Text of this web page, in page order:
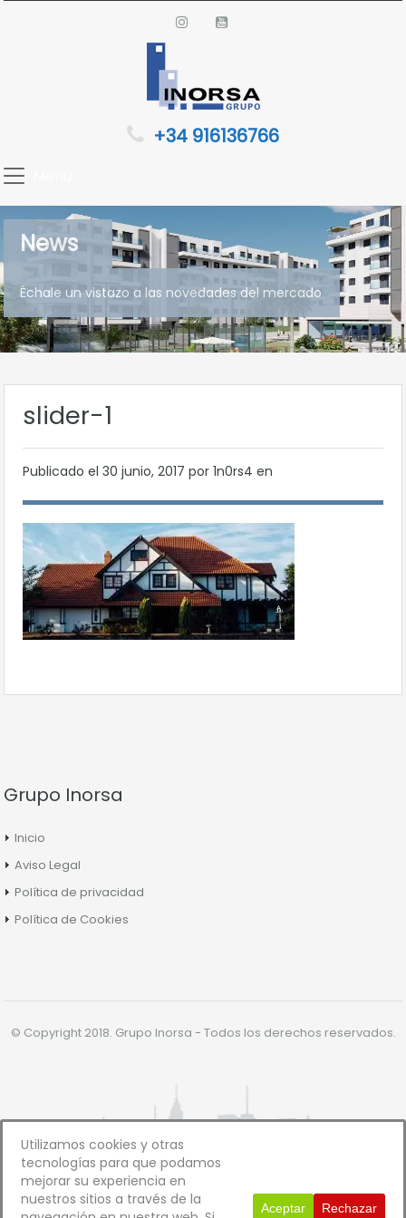
+34 916136766
News
Échale un vistazo a las novedades del mercado
slider-1
Publicado el 30 junio, 2017 por 1n0rs4 en
Grupo Inorsa
Inicio
Aviso Legal
Política de privacidad
Política de Cookies
© Copyright 2018. Grupo Inorsa - Todos los derechos reservados.
Utilizamos cookies y otras
tecnologías para que podamos
mejorar su experiencia en
nuestros sitios a través de la
Aceptar Rechazar